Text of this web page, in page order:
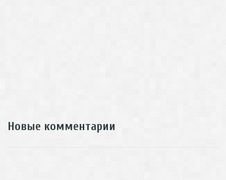
Новые комментарии